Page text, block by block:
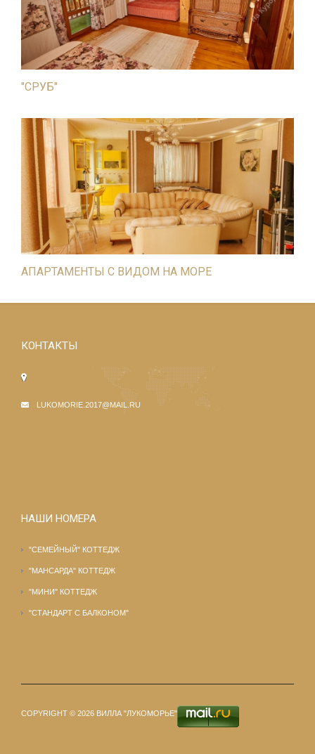
"СРУБ"
АПАРТАМЕНТЫ С ВИДОМ НА МОРЕ
КОНТАКТЫ
LUKOMORIE.2017@MAIL.RU
НАШИ НОМЕРА
"СЕМЕЙНЫЙ" КОТТЕДЖ
"МАНСАРДА" КОТТЕДЖ
"МИНИ" КОТТЕДЖ
"СТАНДАРТ С БАЛКОНОМ"
COPYRIGHT © 2026 ВИЛЛА "ЛУКОМОРЬЕ"